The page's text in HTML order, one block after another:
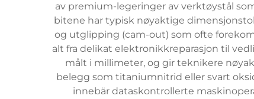
av premium-legeringer av verktøystål
bitene har typisk nøyaktige
og utglipping (cam-out) som ofte
alt fra delikat elektronikkreparasjon til
målt i millimeter, og gir teknikere
belegg som titaniumnitrid eller svart
innebär dataskontrollerte